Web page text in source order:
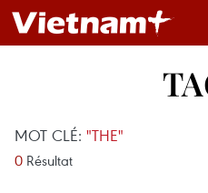
MOT CLÉ: "THE"
0 Résultat